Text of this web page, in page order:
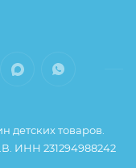
весом
детских товаров.
ИНН 231294988242